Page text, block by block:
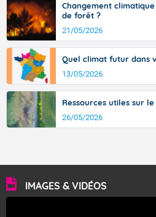
Changement
de forêt ?
21/05/2026
Quel climat futur dans
13/05/2026
Ressources utiles sur
26/05/2026
IMAGES & VIDÉOS